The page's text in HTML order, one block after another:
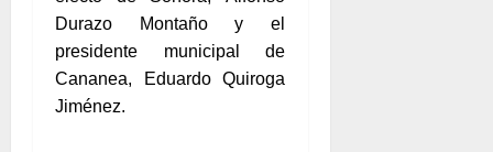
Durazo Montaño y el
presidente municipal de
Cananea, Eduardo Quiroga
Jiménez.